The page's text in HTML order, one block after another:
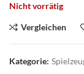
Nicht vorrätig
Vergleichen
Kategorie: